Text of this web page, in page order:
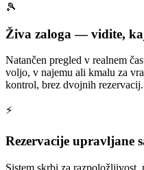
🎾
Živa zaloga — vidite,
Natančen pregled v realnem
voljo, v najemu ali kmalu za
kontrol, brez dvojnih rezervacij.
⚡
Rezervacije upravljane
Sistem skrbi za razpoložljivost,